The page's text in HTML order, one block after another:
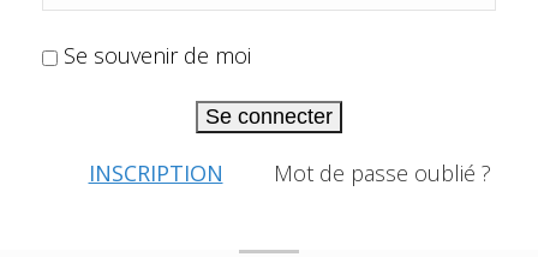
Se souvenir de moi
Se connecter
INSCRIPTION Mot de passe oublié ?